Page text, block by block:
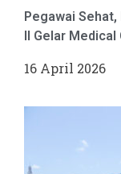
Pegawai Sehat,
II Gelar Medical
16 April 2026